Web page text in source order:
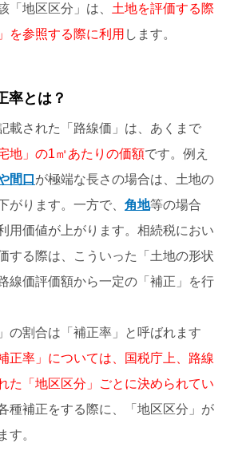
「地区区分」は、 土地を評価する際
を参照する際に利用 します。
率とは？
載された「路線価」は、あくまで
地」の1㎡あたりの価額です。例え
間口 が極端な長さの場合は、土地の
がります。一方で、 角地等の場合
用価値が上がります。相続税におい
する際は、こういった「土地の形状
線価評価額から一定の「補正」を行
の割合は「補正率」と呼ばれます
補正率」については、国税庁上、路線
た「地区区分」ごとに決められてい
種補正をする際に、「地区区分」が
す。